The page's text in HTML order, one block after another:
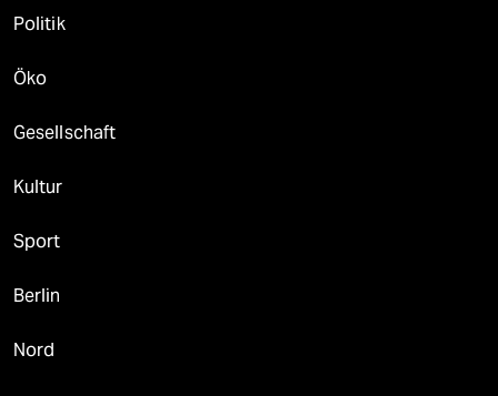
Politik
Öko
Gesellschaft
Kultur
Sport
Berlin
Nord